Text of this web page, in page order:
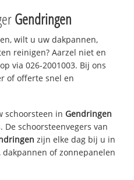
Gendringen
wilt u uw dakpannen,
reinigen? Aarzel niet en
via 026-2001003. Bij ons
of offerte snel en
schoorsteen in Gendringen
schoorsteenvegers van
zijn elke dag bij u in
of zonnepanelen